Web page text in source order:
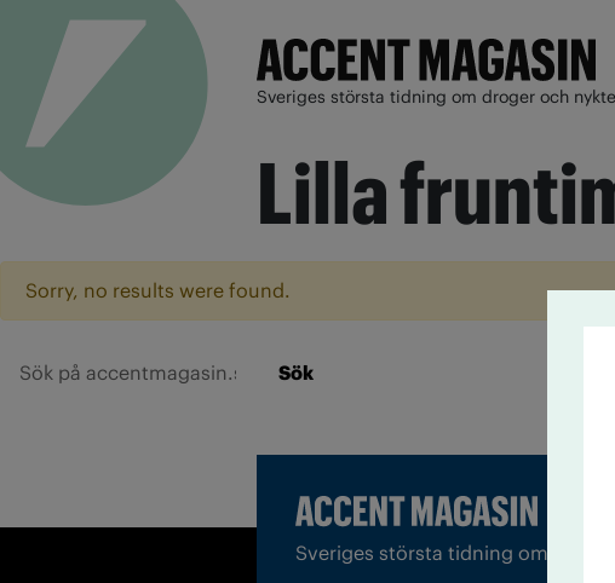
Sveriges största tidning om droger och
Lilla
Sorry, no results were found.
Sök
Sveriges största tidning om